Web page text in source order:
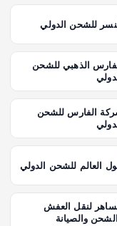
للشحن الدولي
الذهبي للشحن
الفارس للشحن
العالم للشحن الدولي
لنقل العفش
والصيانة